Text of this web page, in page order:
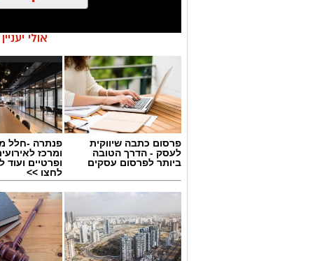
יש לכם מידע חשוב שטרם נחשף?
אולי
פרסום כתבה שיווקית
לעסק - הדרך הטובה
ביותר לפרסום עסקים
פנתרה -חלל
ומרכז
ופרטיים ועוד
לחצו >>